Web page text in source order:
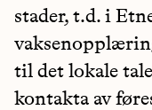
stader, t.d. i
til det lokale
kontakta av